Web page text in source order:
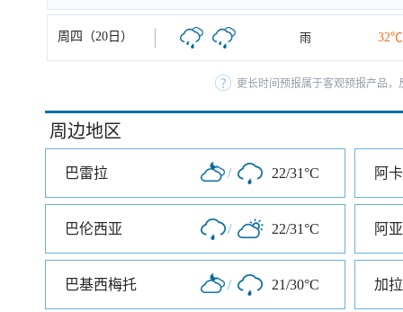
周四（20日） 雨 32℃
更长时间预报属于客观预报产品
周边地区
巴雷拉 / 22/31°C 阿
巴伦西亚 / 22/31°C 阿
巴基西梅托 / 21/30°C 加